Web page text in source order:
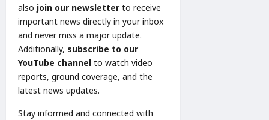
also join our newsletter to receive
important news directly in your inbox
and never miss a major update.
Additionally, subscribe to our
YouTube channel to watch video
reports, ground coverage, and the
latest news updates.
Stay informed and connected with